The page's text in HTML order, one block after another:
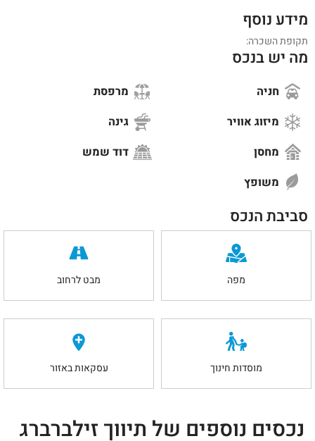
מידע נוסף
תקופת השכרה:
מה יש בנכס
חניה
מרפסת
מיזוג אוויר
גינה
מחסן
דוד שמש
משופץ
סביבת הנכס
מפה מבט לרחוב
מוסדות חינוך עסקאות באזור
נכסים נוספים של תיווך זילברברג